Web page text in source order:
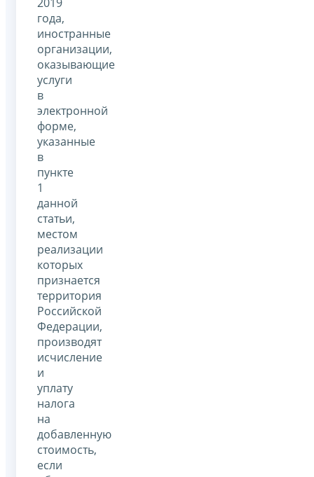
года,
иностранные
организации,
оказывающие
услуги
в
электронной
форме,
указанные
в
пункте
1
данной
статьи,
местом
реализации
которых
признается
территория
Российской
Федерации,
производят
исчисление
и
уплату
налога
на
добавленную
стоимость,
если